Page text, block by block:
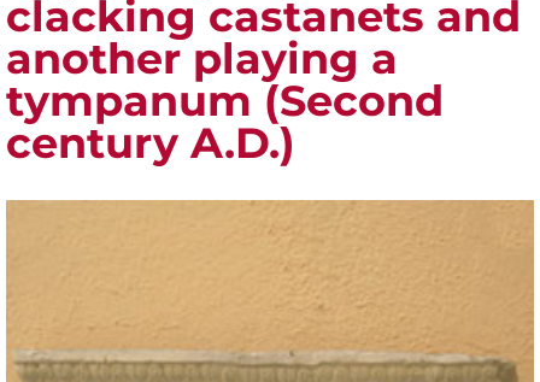
clacking castanets and
another playing a
tympanum (Second
century A.D.)